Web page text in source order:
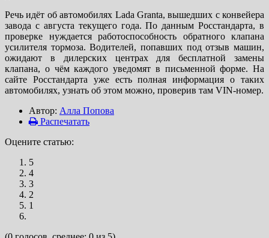
Речь идёт об автомобилях Lada Granta, вышедших с конвейера
завода с августа текущего года. По данным Росстандарта, в
проверке нуждается работоспособность обратного клапана
усилителя тормоза. Водителей, попавших под отзыв машин,
ожидают в дилерских центрах для бесплатной замены
клапана, о чём каждого уведомят в письменной форме. На
сайте Росстандарта уже есть полная информация о таких
автомобилях, узнать об этом можно, проверив там VIN-номер.
Автор: Алла Попова
Распечатать
Оцените статью:
5
4
3
2
1